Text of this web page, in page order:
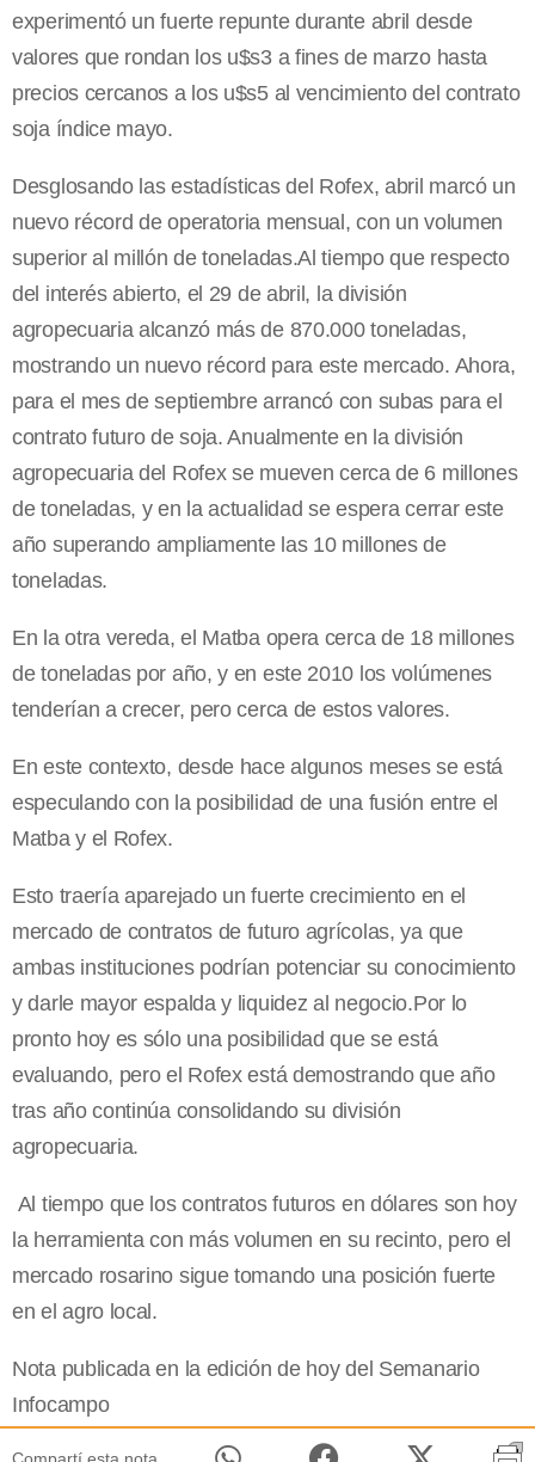
experimentó un fuerte repunte durante abril desde
valores que rondan los u$s3 a fines de marzo hasta
precios cercanos a los u$s5 al vencimiento del contrato
soja índice mayo.
Desglosando las estadísticas del Rofex, abril marcó un
nuevo récord de operatoria mensual, con un volumen
superior al millón de toneladas.Al tiempo que respecto
del interés abierto, el 29 de abril, la división
agropecuaria alcanzó más de 870.000 toneladas,
mostrando un nuevo récord para este mercado. Ahora,
para el mes de septiembre arrancó con subas para el
contrato futuro de soja. Anualmente en la división
agropecuaria del Rofex se mueven cerca de 6 millones
de toneladas, y en la actualidad se espera cerrar este
año superando ampliamente las 10 millones de
toneladas.
En la otra vereda, el Matba opera cerca de 18 millones
de toneladas por año, y en este 2010 los volúmenes
tenderían a crecer, pero cerca de estos valores.
En este contexto, desde hace algunos meses se está
especulando con la posibilidad de una fusión entre el
Matba y el Rofex.
Esto traería aparejado un fuerte crecimiento en el
mercado de contratos de futuro agrícolas, ya que
ambas instituciones podrían potenciar su conocimiento
y darle mayor espalda y liquidez al negocio.Por lo
pronto hoy es sólo una posibilidad que se está
evaluando, pero el Rofex está demostrando que año
tras año continúa consolidando su división
agropecuaria.
Al tiempo que los contratos futuros en dólares son hoy
la herramienta con más volumen en su recinto, pero el
mercado rosarino sigue tomando una posición fuerte
en el agro local.
Nota publicada en la edición de hoy del Semanario
Infocampo